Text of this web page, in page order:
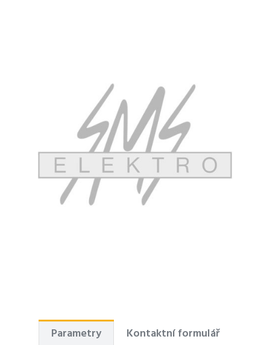
Parametry
Kontaktní formulář